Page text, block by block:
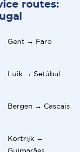
routes:
Gent → Faro
Luik → Setúbal
Bergen → Cascais
Kortrijk →
Guimarães